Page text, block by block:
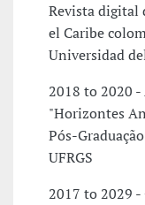
Revista digital
el Caribe
Universidad
2018 to 2020
"Horizontes
Pós-
UFRGS
2017 to 2029